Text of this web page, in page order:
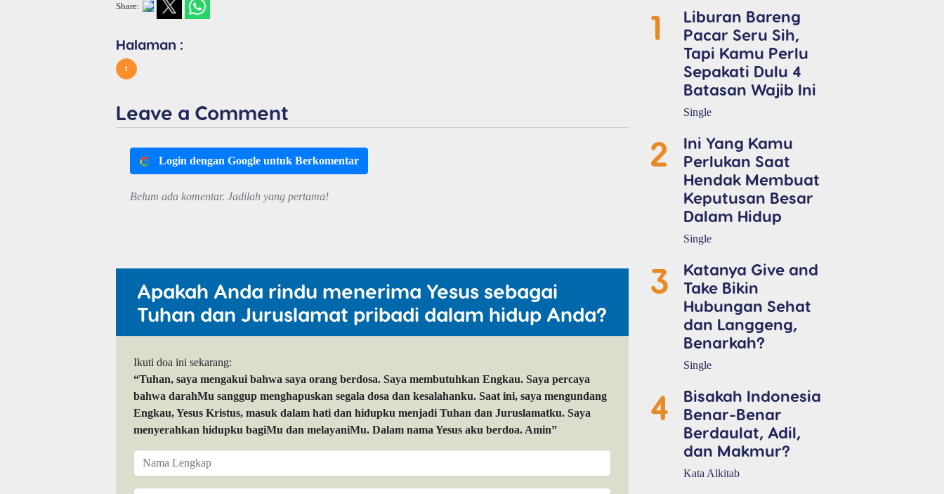
Share:
Halaman :
1
Leave a Comment
Login dengan Google untuk Berkomentar
Belum ada komentar. Jadilah yang pertama!
Apakah Anda rindu menerima Yesus sebagai
Tuhan dan Juruslamat pribadi dalam hidup Anda?
Ikuti doa ini sekarang:
“Tuhan, saya mengakui bahwa saya orang berdosa. Saya membutuhkan Engkau. Saya percaya
bahwa darahMu sanggup menghapuskan segala dosa dan kesalahanku. Saat ini, saya mengundang
Engkau, Yesus Kristus, masuk dalam hati dan hidupku menjadi Tuhan dan Juruslamatku. Saya
menyerahkan hidupku bagiMu dan melayaniMu. Dalam nama Yesus aku berdoa. Amin”
1
Liburan Bareng
Pacar Seru Sih,
Tapi Kamu Perlu
Sepakati Dulu 4
Batasan Wajib Ini
Single
2
Ini Yang Kamu
Perlukan Saat
Hendak Membuat
Keputusan Besar
Dalam Hidup
Single
3
Katanya Give and
Take Bikin
Hubungan Sehat
dan Langgeng,
Benarkah?
Single
4
Bisakah Indonesia
Benar-Benar
Berdaulat, Adil,
dan Makmur?
Kata Alkitab